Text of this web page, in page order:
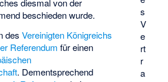
s
V
e
rt
r
a
diesmal von der
beschieden wurde.
desVereinigten Königreichs
Referendum für einen
. Dementsprechend